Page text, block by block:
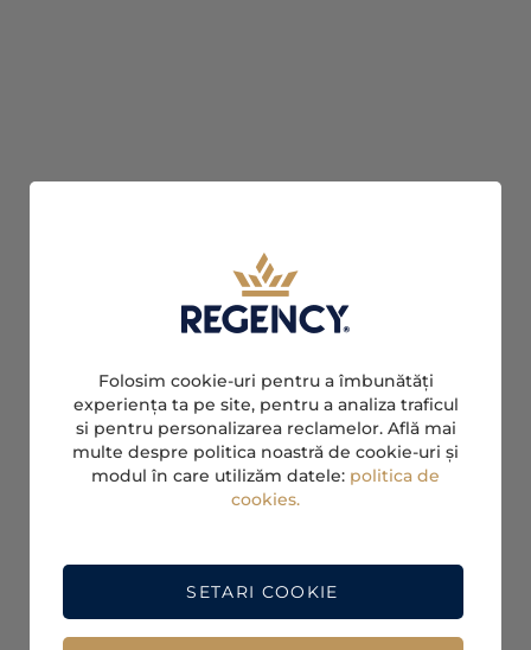
Folosim cookie-uri pentru a îmbunătăți
experiența ta pe site, pentru a analiza traficul
si pentru personalizarea reclamelor. Află mai
multe despre politica noastră de cookie-uri și
modul în care utilizăm datele: politica de
cookies.
SETARI COOKIE